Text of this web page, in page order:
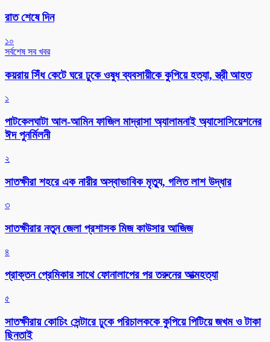
রাত শেষে দিন
১০
সর্বশেষ সব খবর
কয়রায় সিঁধ কেটে ঘরে ঢুকে ওষুধ ব্যবসায়ীকে কুপিয়ে হত্যা, স্ত্রী আহত
১
পাটকেলঘাটা আল-আমিন ফাজিল মাদ্রাসা অ্যালামনাই অ্যাসোসিয়েশনের
ঈদ পুনর্মিলনী
২
সাতক্ষীরা শহরে এক নারীর অস্বাভাবিক মৃত্যু, গলিত লাশ উদ্ধার
৩
সাতক্ষীরার নতুন জেলা প্রশাসক মিজ কাউসার আজিজ
৪
প্রাক্তন প্রেমিকার সাথে ফোনালাপের পর তরুনের আত্মহত্যা
৫
সাতক্ষীরায় কোচিং সেন্টারে ঢুকে পরিচালককে কুপিয়ে পিটিয়ে জখম ও টাকা
ছিনতাই